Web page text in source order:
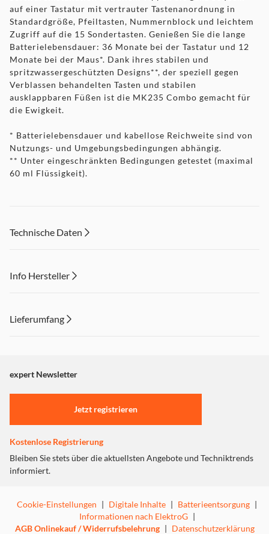
auf einer Tastatur mit vertrauter Tastenanordnung in
Standardgröße, Pfeiltasten, Nummernblock und leichtem
Zugriff auf die 15 Sondertasten. Genießen Sie die lange
Batterielebensdauer: 36 Monate bei der Tastatur und 12
Monate bei der Maus*. Dank ihres stabilen und
spritzwassergeschützten Designs**, der speziell gegen
Verblassen behandelten Tasten und stabilen
ausklappbaren Füßen ist die MK235 Combo gemacht für
die Ewigkeit.
* Batterielebensdauer und kabellose Reichweite sind von
Nutzungs- und Umgebungsbedingungen abhängig.
** Unter eingeschränkten Bedingungen getestet (maximal
60 ml Flüssigkeit).
Technische Daten
Info Hersteller
angezeigt. Um diesen Inhalt anzuzeigen aktivieren Sie bitte
"Marketing".
Lieferumfang
expert Newsletter
Jetzt registrieren
Kostenlose Registrierung
Bleiben Sie stets über die aktuellsten Angebote und Techniktrends
informiert.
Cookie-Einstellungen | Digitale Inhalte | Batterieentsorgung |
Informationen nach ElektroG |
AGB Onlinekauf / Widerrufsbelehrung | Datenschutzerklärung